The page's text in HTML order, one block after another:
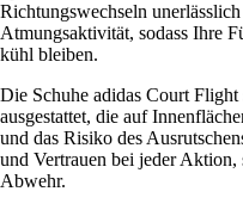
Richtungswechseln
Atmungsaktivität, sodass Ihre
kühl bleiben.
Die Schuhe adidas Court
ausgestattet, die auf
und das Risiko des
und Vertrauen bei jeder Aktion,
Abwehr.